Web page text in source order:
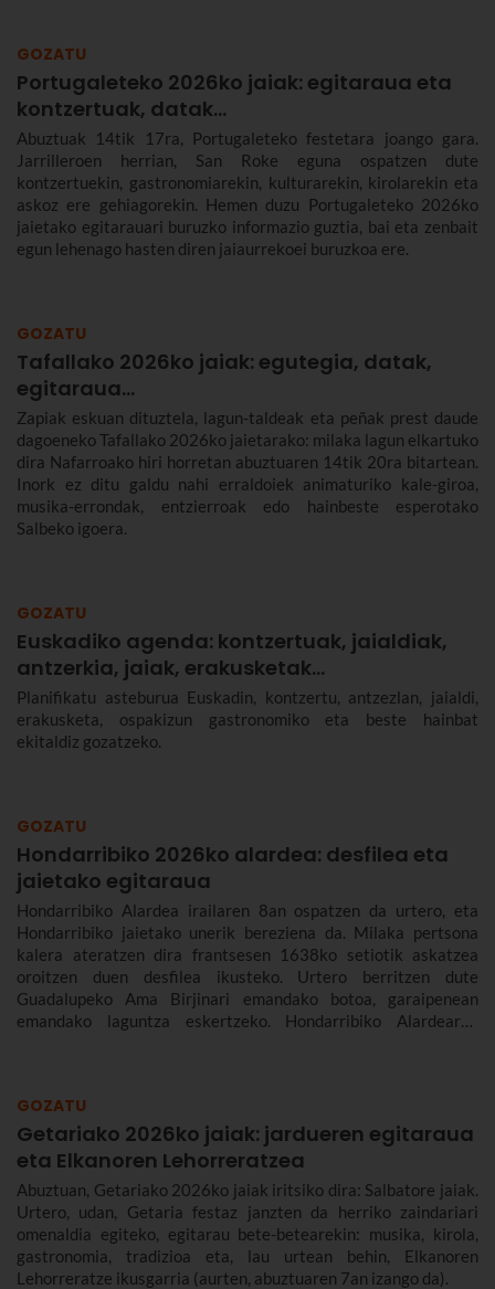
GOZATU
Portugaleteko 2026ko jaiak: egitaraua eta
kontzertuak, datak...
Abuztuak 14tik 17ra, Portugaleteko festetara joango gara.
Jarrilleroen herrian, San Roke eguna ospatzen dute
kontzertuekin, gastronomiarekin, kulturarekin, kirolarekin eta
askoz ere gehiagorekin. Hemen duzu Portugaleteko 2026ko
jaietako egitarauari buruzko informazio guztia, bai eta zenbait
egun lehenago hasten diren jaiaurrekoei buruzkoa ere.
GOZATU
Tafallako 2026ko jaiak: egutegia, datak,
egitaraua...
Zapiak eskuan dituztela, lagun-taldeak eta peñak prest daude
dagoeneko Tafallako 2026ko jaietarako: milaka lagun elkartuko
dira Nafarroako hiri horretan abuztuaren 14tik 20ra bitartean.
Inork ez ditu galdu nahi erraldoiek animaturiko kale-giroa,
musika-errondak, entzierroak edo hainbeste esperotako
Salbeko igoera.
GOZATU
Euskadiko agenda: kontzertuak, jaialdiak,
antzerkia, jaiak, erakusketak…
Planifikatu asteburua Euskadin, kontzertu, antzezlan, jaialdi,
erakusketa, ospakizun gastronomiko eta beste hainbat
ekitaldiz gozatzeko.
GOZATU
Hondarribiko 2026ko alardea: desfilea eta
jaietako egitaraua
Hondarribiko Alardea irailaren 8an ospatzen da urtero, eta
Hondarribiko jaietako unerik bereziena da. Milaka pertsona
kalera ateratzen dira frantsesen 1638ko setiotik askatzea
oroitzen duen desfilea ikusteko. Urtero berritzen dute
Guadalupeko Ama Birjinari emandako botoa, garaipenean
emandako laguntza eskertzeko. Hondarribiko Alardearen
GOZATU
Getariako 2026ko jaiak: jardueren egitaraua
eta Elkanoren Lehorreratzea
Abuztuan, Getariako 2026ko jaiak iritsiko dira: Salbatore jaiak.
Urtero, udan, Getaria festaz janzten da herriko zaindariari
omenaldia egiteko, egitarau bete-betearekin: musika, kirola,
gastronomia, tradizioa eta, lau urtean behin, Elkanoren
Lehorreratze ikusgarria (aurten, abuztuaren 7an izango da).